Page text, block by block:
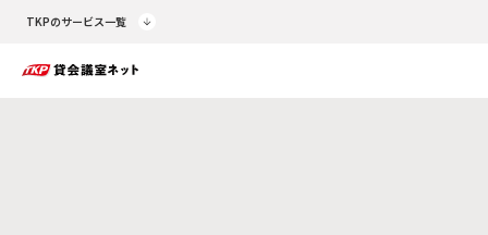
TKPのサービス一覧